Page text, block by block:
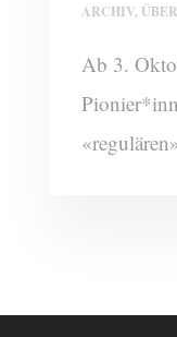
ARCHIV,
Ab 3.